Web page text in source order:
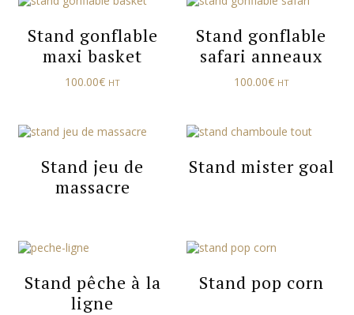
Stand gonflable
maxi basket
100.00€ HT
Stand gonflable
safari anneaux
100.00€ HT
Stand jeu de
massacre
Stand mister goal
Stand pêche à la
ligne
Stand pop corn